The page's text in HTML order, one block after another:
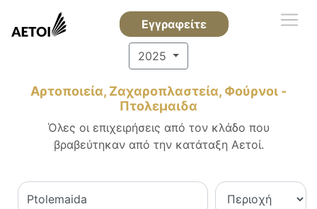
Εγγραφείτε
2025
Αρτοποιεία, Ζαχαροπλαστεία, Φούρνοι -
Πτολεμαιδα
Όλες οι επιχειρήσεις από τον κλάδο που
βραβεύτηκαν από την κατάταξη Αετοί.